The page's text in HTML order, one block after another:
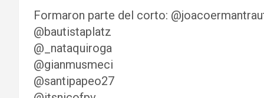
Formaron parte del corto:
@bautistaplatz
@_nataquiroga
@gianmusmeci
@santipapeo27